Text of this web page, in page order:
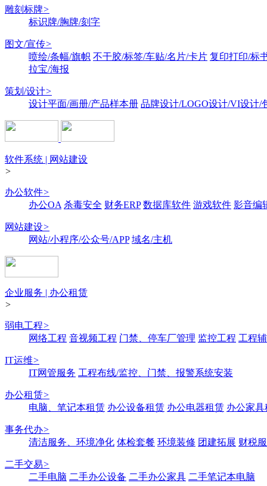
雕刻标牌>
标识牌/胸牌/刻字
图文/宣传>
喷绘/条幅/旗帜 不干胶/标签/车贴/名片/卡片 复印打印/标
拉宝/海报
策划/设计>
设计平面/画册/产品样本册 品牌设计/LOGO设计/VI设计/
软件系统 | 网站建设
>
办公软件>
办公OA 杀毒安全 财务ERP 数据库软件 游戏软件 影音编
网站建设>
网站/小程序/公众号/APP 域名/主机
企业服务 | 办公租赁
>
弱电工程>
网络工程 音视频工程 门禁、停车厂管理 监控工程 工程
IT运维>
IT网管服务 工程布线/监控、门禁、报警系统安装
办公租赁>
电脑、笔记本租赁 办公设备租赁 办公电器租赁 办公家具
事务代办>
清洁服务、环境净化 体检套餐 环境装修 团建拓展 财税
二手交易>
二手电脑 二手办公设备 二手办公家具 二手笔记本电脑